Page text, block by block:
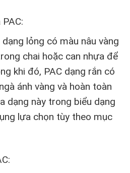
lỏng có màu nâu vàng
chai hoặc can nhựa để
khi đó, PAC dạng rắn có
ánh vàng và hoàn toàn
dạng này trong biểu dạng
lựa chọn tùy theo mục